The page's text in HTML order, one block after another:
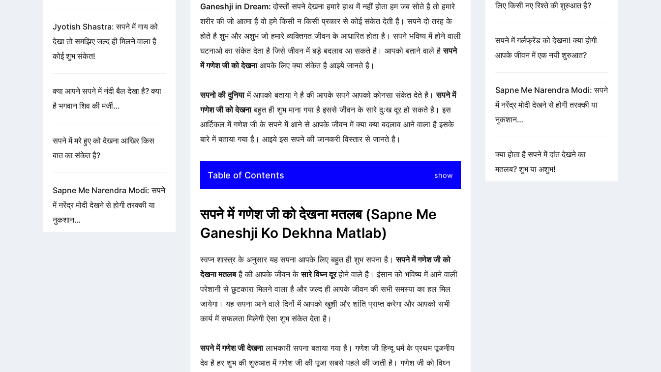
Jyotish Shastra: सपने में गाय को
देखा तो समझिए जल्द ही मिलने वाला है
कोई शुभ संकेत!
क्या आपने सपने में नंदी बैल देखा है? क्या
है भगवान शिव की मर्जी…
सपने में मरे हुए को देखना आखिर किस
बात का संकेत है?
Sapne Me Narendra Modi: सपने
में नरेंद्र मोदी देखने से होगी तरक्की या
नुकशान…
Ganeshji in Dream:दोस्तों सपने देखना हमारे हाथ में नहीं होता हम जब सोते है तो हमारे
शरीर की जो आत्मा है वो हमे किसी न किसी प्रकार से कोई संकेत देती है। सपने दो तरह के
होते है शुभ और अशुभ जो हमारे व्यक्तिगत जीवन के आधारित होता है। सपने भविष्य में होने वाली
घटनाओ का संकेत देता है जिसे जीवन में बड़े बदलाव आ सकते है। आपको बताने वाले हैसपने
में गणेश जी को देखनाआपके लिए क्या संकेत है आइये जानते है।
सपनो की दुनियामें आपको बताया गे है की आपके सपने आपको कोनसा संकेत देते है।सपने में
गणेश जी को देखनाबहुत ही शुभ माना गया है इससे जीवन के सारे दुःख दूर हो सकते है। इस
आर्टिकल में गणेश जी के सपने में आने से आपके जीवन में क्या क्या बदलाव आने वाला है इसके
बारे में बताया गया है। आइये इस सपने की जानकरी विस्तार से जानते है।
Table of Contents show
सपने में गणेश जी को देखना मतलब(Sapne Me
Ganeshji Ko Dekhna Matlab)
स्वप्न शास्त्र के अनुसार यह सपना आपके लिए बहुत ही शुभ सपना है।सपने में गणेश जी को
देखना मतलबहै की आपके जीवन केसारे विघ्न दूरहोने वाले है। इंसान को भविष्य में आने वाली
परेशानी से छुटकारा मिलने वाला है और जल्द ही आपके जीवन की सभी समस्या का हल मिल
जायेगा। यह सपना आने वाले दिनों में आपको खुशी और शांति प्राप्त करेगा और आपको सभी
कार्य में सफलता मिलेगी ऐसा शुभ संकेत देता है।
सपने में गणेश जी देखनालाभकारी सपना बताया गया है। गणेश जी हिन्दू धर्म के प्रथम पूजनीय
देव है हर शुभ की शुरुआत में गणेश जी की पूजा सबसे पहले की जाती है। गणेश जी को विघ्न
लिए किसी नए रिश्ते की शुरुआत है?
सपने में गर्लफ्रेंड को देखना! क्या होगी
आपके जीवन में एक नयी शुरुआत?
Sapne Me Narendra Modi: सपने
में नरेंद्र मोदी देखने से होगी तरक्की या
नुकशान…
क्या होता है सपने में दांत देखने का
मतलब? शुभ या अशुभ!